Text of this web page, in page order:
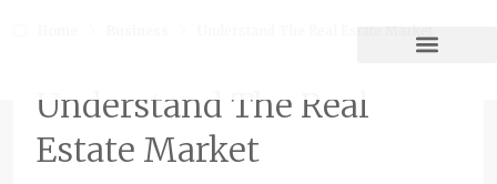
Understand The Real
Estate Market